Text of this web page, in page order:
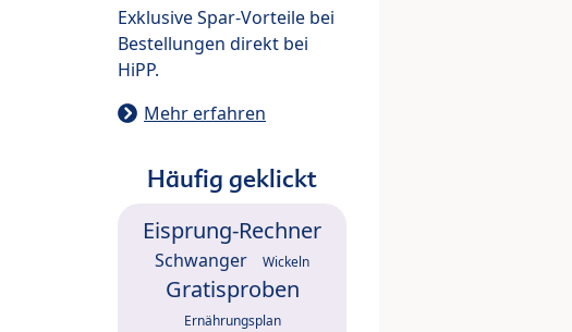
Exklusive Spar-Vorteile bei
Bestellungen direkt bei
HiPP.
Mehr erfahren
Häufig geklickt
Eisprung-Rechner
Schwanger Wickeln
Gratisproben
Ernährungsplan